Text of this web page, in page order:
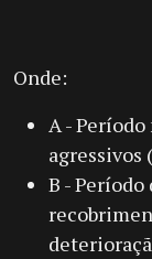
Onde:
A -
agressivos
B -